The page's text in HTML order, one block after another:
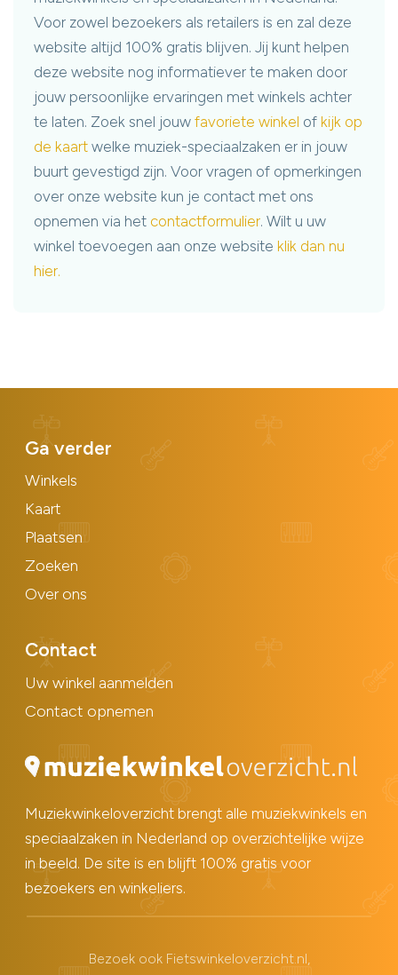
Voor zowel bezoekers als retailers is en zal deze
website altijd 100% gratis blijven. Jij kunt helpen
deze website nog informatiever te maken door
jouw persoonlijke ervaringen met winkels achter
te laten. Zoek snel jouw favoriete winkel of kijk op
de kaartwelke muziek-speciaalzaken er in jouw
buurt gevestigd zijn. Voor vragen of opmerkingen
over onze website kun je contact met ons
opnemen via het contactformulier. Wilt u uw
winkel toevoegen aan onze website klik dan nu
hier.
Ga verder
Winkels
Kaart
Plaatsen
Zoeken
Over ons
Contact
Uw winkel aanmelden
Contact opnemen
Muziekwinkeloverzicht brengt alle muziekwinkels en
speciaalzaken in Nederland op overzichtelijke wijze
in beeld. De site is en blijft 100% gratis voor
bezoekers en winkeliers.
Bezoek ook Fietswinkeloverzicht.nl,